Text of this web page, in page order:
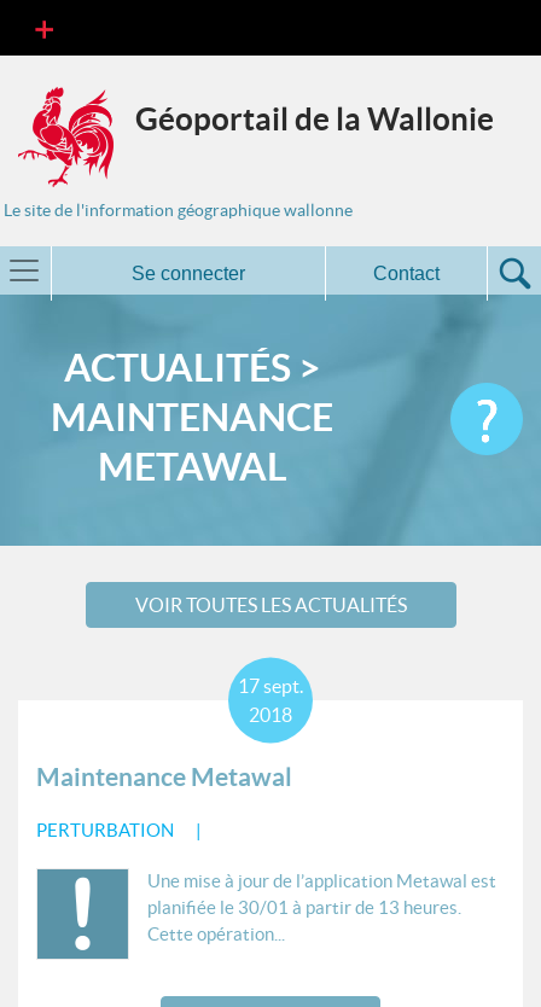
Géoportail de la Wallonie
Le site de l'information géographique wallonne
Se connecter Contact
ACTUALITÉS >
MAINTENANCE
METAWAL
VOIR TOUTES LES ACTUALITÉS
Maintenance Metawal
PERTURBATION
17sept.
2018
Une mise à jour de l’application Metawal est
planifiée le 30/01 à partir de 13 heures.
Cette opération...